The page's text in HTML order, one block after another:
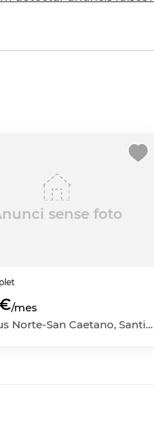
sense foto
/mes
Campus Norte-San Caetano, Santiago de Compostela, A Coruña